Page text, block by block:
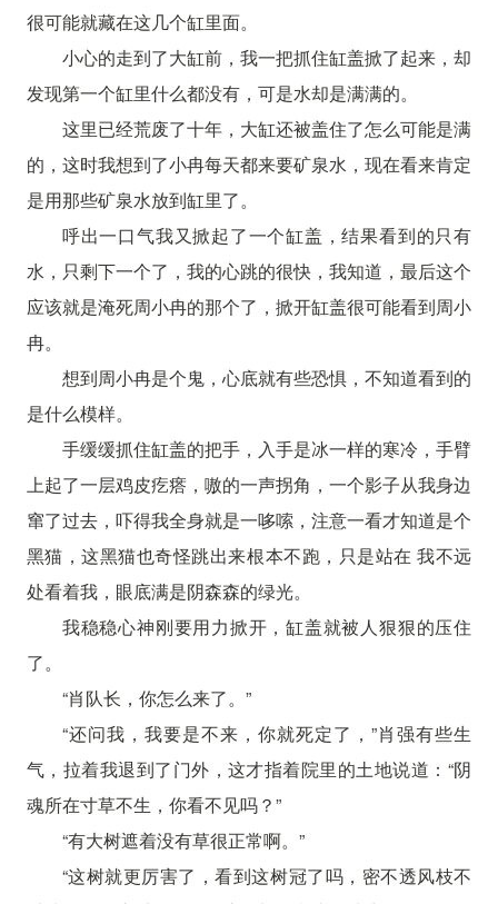
很可能就藏在这几个缸里面。
小心的走到了大缸前，我一把抓住缸盖掀了起来，却
发现第一个缸里什么都没有，可是水却是满满的。
这里已经荒废了十年，大缸还被盖住了怎么可能是满
的，这时我想到了小冉每天都来要矿泉水，现在看来肯定
是用那些矿泉水放到缸里了。
呼出一口气我又掀起了一个缸盖，结果看到的只有
水，只剩下一个了，我的心跳的很快，我知道，最后这个
应该就是淹死周小冉的那个了，掀开缸盖很可能看到周小
冉。
想到周小冉是个鬼，心底就有些恐惧，不知道看到的
是什么模样。
手缓缓抓住缸盖的把手，入手是冰一样的寒冷，手臂
上起了一层鸡皮疙瘩，嗷的一声拐角，一个影子从我身边
窜了过去，吓得我全身就是一哆嗦，注意一看才知道是个
黑猫，这黑猫也奇怪跳出来根本不跑，只是站在 我不远
处看着我，眼底满是阴森森的绿光。
我稳稳心神刚要用力掀开，缸盖就被人狠狠的压住
了。
“肖队长，你怎么来了。”
“还问我，我要是不来，你就死定了，”肖强有些生
气，拉着我退到了门外，这才指着院里的土地说道：“阴
魂所在寸草不生，你看不见吗？”
“有大树遮着没有草很正常啊。”
“这树就更厉害了，看到这树冠了吗，密不透风枝不